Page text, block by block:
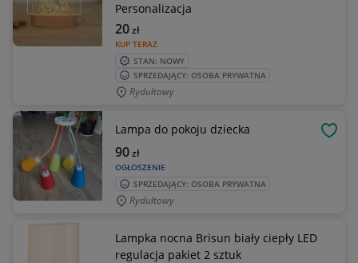
Personalizacja
KUP TERAZ
20zł
STAN: NOWY
SPRZEDAJĄCY: OSOBA PRYWATNA
Rydułtowy
Lampa do pokoju dziecka
OGŁOSZENIE
90zł
SPRZEDAJĄCY: OSOBA PRYWATNA
Rydułtowy
Lampka nocna Brisun biały ciepły LED
regulacja pakiet 2 sztuk